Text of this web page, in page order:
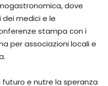
dove
medici e le
stampa con i
per associazioni locali e
e nutre la speranza